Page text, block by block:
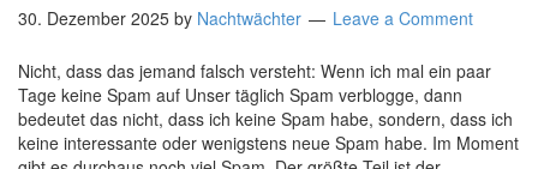
30. Dezember 2025 by Nachtwächter Leave a Comment
Nicht, dass das jemand falsch versteht: Wenn ich mal ein paar
Tage keine Spam auf Unser täglich Spam verblogge, dann
bedeutet das nicht, dass ich keine Spam habe, sondern, dass ich
keine interessante oder wenigstens neue Spam habe. Im Moment